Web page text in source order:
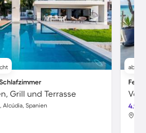
Schlafzimmer
Grill und Terrasse
Alcúdia, Spanien
ab
4.9